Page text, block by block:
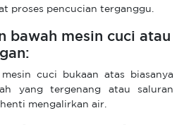
proses pencucian terganggu.
bawah mesin cuci atau
cuci bukaan atas biasanya
yang tergenang atau saluran
mengalirkan air.